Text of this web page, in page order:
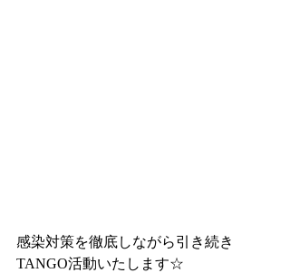
感染対策を徹底しながら引き続き
TANGO活動いたします☆